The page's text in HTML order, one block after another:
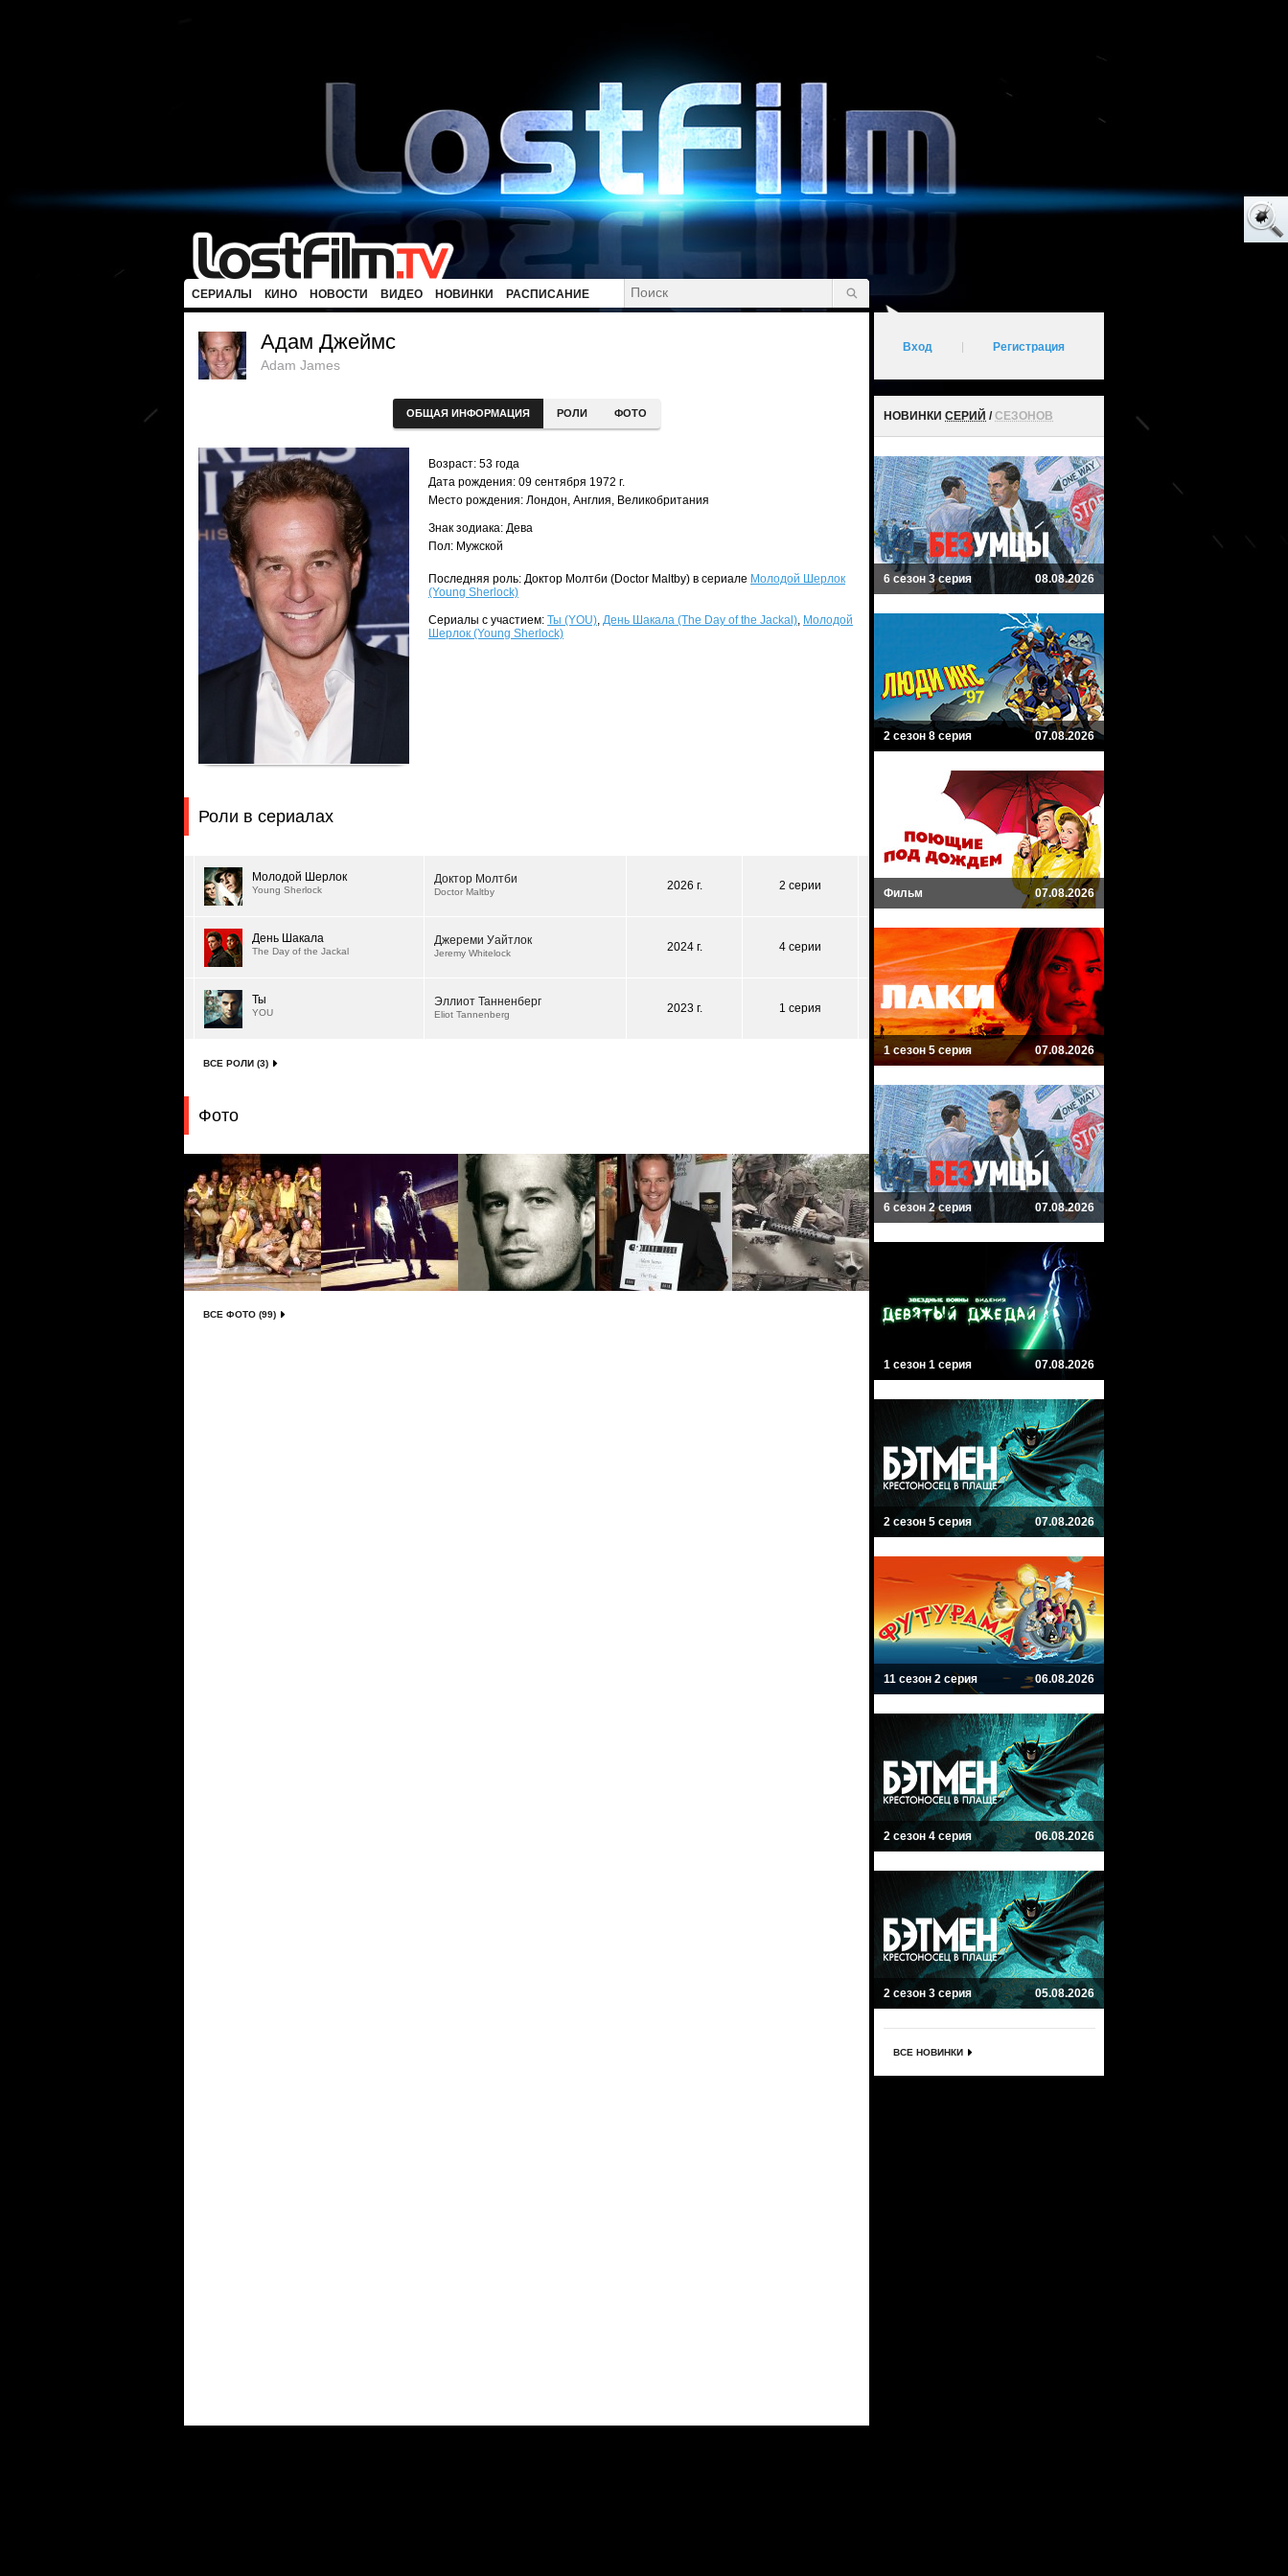
СЕРИАЛЫ КИНО НОВОСТИ ВИДЕО НОВИНКИ РАСПИСАНИЕ
Адам Джеймс
Adam James
ОБЩАЯ ИНФОРМАЦИЯ РОЛИ ФОТО
Возраст: 53 года
Дата рождения: 09 сентября 1972 г.
Место рождения: Лондон, Англия, Великобритания
Знак зодиака: Дева
Пол: Мужской
Последняя роль: Доктор Молтби (Doctor Maltby) в сериале Молодой Шерлок
(Young Sherlock)
Сериалы с участием: Ты (YOU), День Шакала (The Day of the Jackal), Молодой
Шерлок (Young Sherlock)
Роли в сериалах
Молодой Шерлок
Young Sherlock
Доктор Молтби
Doctor Maltby 2026 г. 2 серии
День Шакала
The Day of the Jackal
Джереми Уайтлок
Jeremy Whitelock 2024 г. 4 серии
Ты
YOU
Эллиот Танненберг
Eliot Tannenberg 2023 г. 1 серия
ВСЕ РОЛИ (3)
Фото
ВСЕ ФОТО (99)
Вход Регистрация
НОВИНКИ СЕРИЙ /СЕЗОНОВ
6 сезон 3 серия 08.08.2026
2 сезон 8 серия 07.08.2026
Фильм 07.08.2026
1 сезон 5 серия 07.08.2026
6 сезон 2 серия 07.08.2026
1 сезон 1 серия 07.08.2026
2 сезон 5 серия 07.08.2026
11 сезон 2 серия 06.08.2026
2 сезон 4 серия 06.08.2026
2 сезон 3 серия 05.08.2026
ВСЕ НОВИНКИ